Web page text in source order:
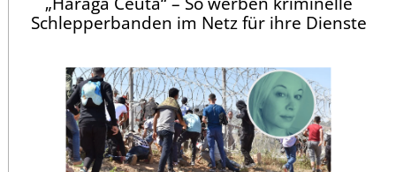
Schlepperbanden im Netz für ihre Dienste